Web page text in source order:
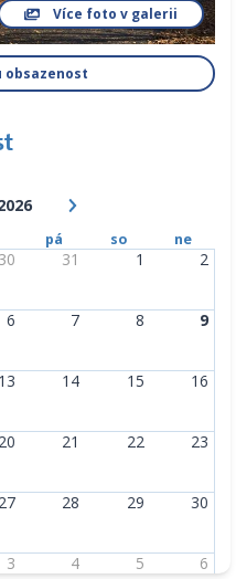
pá so ne
30 31 1 2
6 7 8 9
13 14 15 16
20 21 22 23
27 28 29 30
3 4 5 6
obsazenost
Více foto v galerii